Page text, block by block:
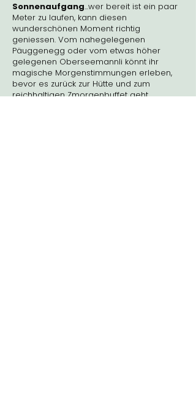
Sonnenaufgang...wer bereit ist ein paar
Meter zu laufen, kann diesen
wunderschönen Moment richtig
geniessen. Vom nahegelegenen
Päuggenegg oder vom etwas höher
gelegenen Oberseemannli könnt ihr
magische Morgenstimmungen erleben,
bevor es zurück zur Hütte und zum
reichhaltigen Zmorgenbuffet geht.